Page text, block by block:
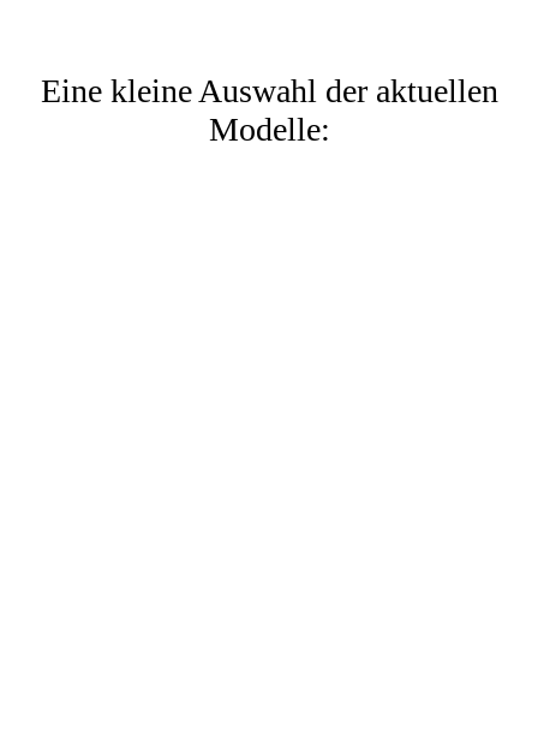
Eine kleine Auswahl der aktuellen
Modelle: